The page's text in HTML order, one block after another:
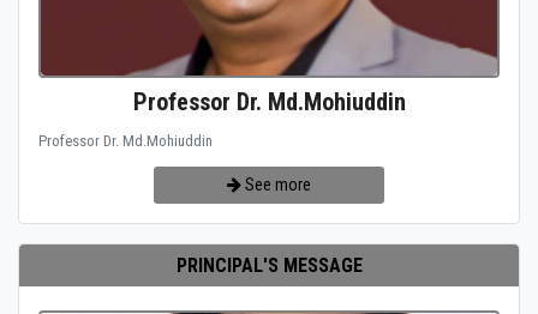
Professor Dr. Md.Mohiuddin
Professor Dr. Md.Mohiuddin
See more
PRINCIPAL'S MESSAGE